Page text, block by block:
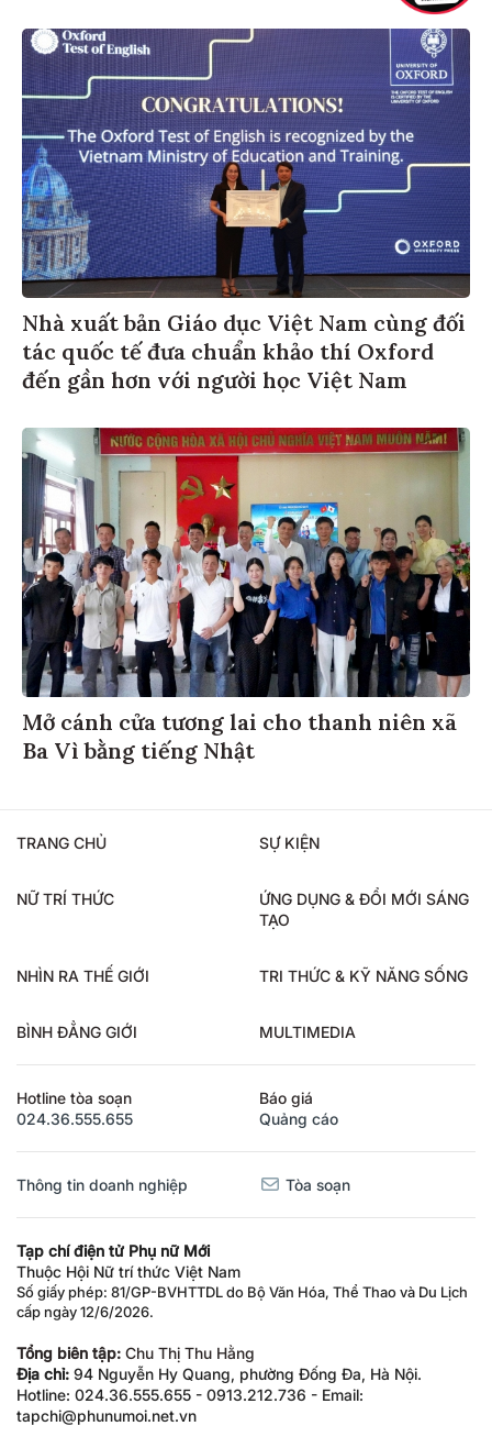
Nhà xuất bản Giáo dục Việt Nam cùng đối
tác quốc tế đưa chuẩn khảo thí Oxford
đến gần hơn với người học Việt Nam
Mở cánh cửa tương lai cho thanh niên xã
Ba Vì bằng tiếng Nhật
TRANG CHỦ SỰ KIỆN
NỮ TRÍ THỨC
ỨNG DỤNG & ĐỔI MỚI SÁNG
TẠO
NHÌN RA THẾ GIỚI TRI THỨC & KỸ NĂNG SỐNG
BÌNH ĐẲNG GIỚI MULTIMEDIA
Hotline tòa soạn
024.36.555.655
Báo giá
Quảng cáo
Thông tin doanh nghiệp Tòa soạn
Tạp chí điện tử Phụ nữ Mới
Thuộc Hội Nữ trí thức Việt Nam
Số giấy phép: 81/GP-BVHTTDL do Bộ Văn Hóa, Thể Thao và Du Lịch
cấp ngày 12/6/2026.
Tổng biên tập: Chu Thị Thu Hằng
Địa chỉ: 94 Nguyễn Hy Quang, phường Đống Đa, Hà Nội.
Hotline: 024.36.555.655 - 0913.212.736 - Email:
tapchi@phunumoi.net.vn